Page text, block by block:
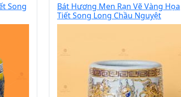
Song
Bát Hương Men Rạn Vẽ Vàng Họa
Tiết Song Long Chầu Nguyệt